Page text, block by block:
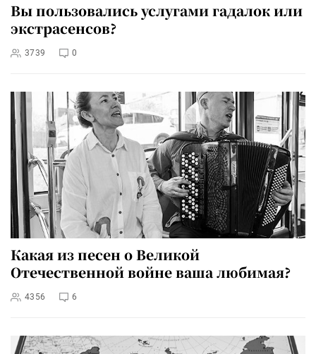
Вы пользовались услугами гадалок или
экстрасенсов?
3739 0
Какая из песен о Великой
Отечественной войне ваша любимая?
4356 6